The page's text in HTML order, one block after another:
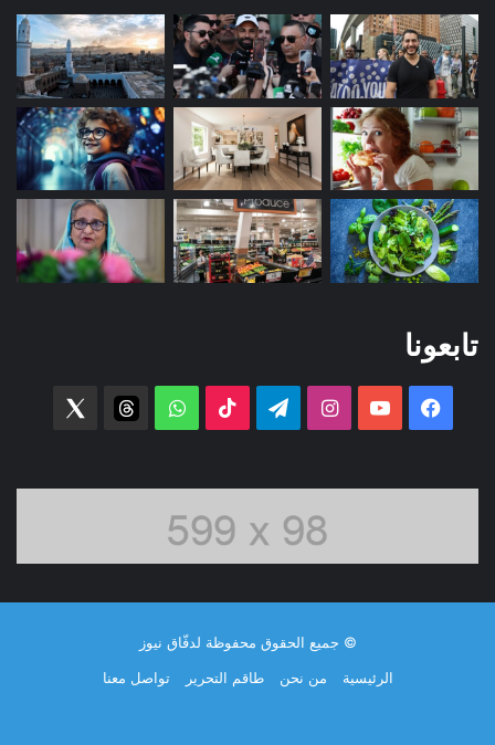
تابعونا
فيسبوك ‫YouTubeانستقرامتيلقرام ‫TikTok واتساب threads
© جميع الحقوق محفوظة لدفّاق نيوز
الرئيسية
من نحن طاقم التحرير تواصل معنا